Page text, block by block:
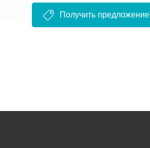
Получить предложение